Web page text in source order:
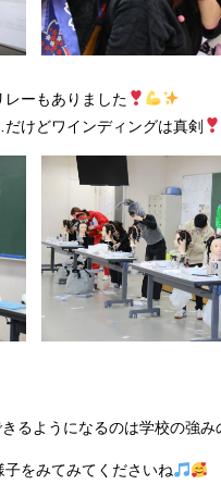
ーもありました
けどワインディングは真剣
るようになるのは学校の強み
をみてみてくださいね